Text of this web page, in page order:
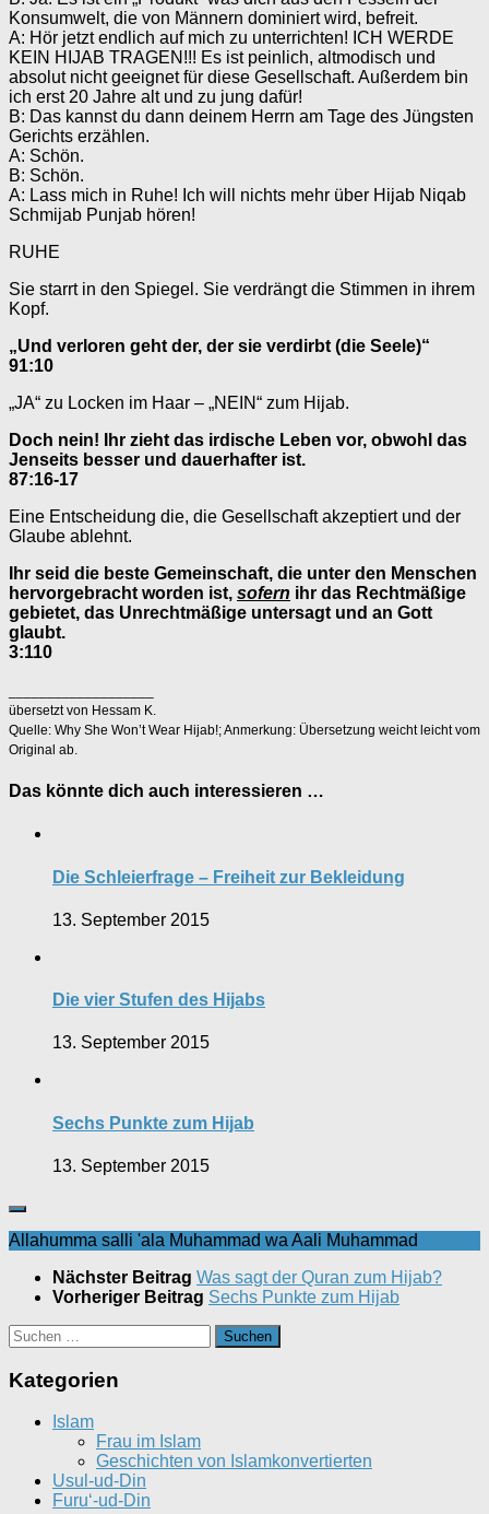
Konsumwelt, die von Männern dominiert wird, befreit.
A: Hör jetzt endlich auf mich zu unterrichten! ICH WERDE
KEIN HIJAB TRAGEN!!! Es ist peinlich, altmodisch und
absolut nicht geeignet für diese Gesellschaft. Außerdem bin
ich erst 20 Jahre alt und zu jung dafür!
B: Das kannst du dann deinem Herrn am Tage des Jüngsten
Gerichts erzählen.
A: Schön.
B: Schön.
A: Lass mich in Ruhe! Ich will nichts mehr über Hijab Niqab
Schmijab Punjab hören!
RUHE
Sie starrt in den Spiegel. Sie verdrängt die Stimmen in ihrem
Kopf.
„Und verloren geht der, der sie verdirbt (die Seele)“
91:10
„JA“ zu Locken im Haar – „NEIN“ zum Hijab.
Doch nein! Ihr zieht das irdische Leben vor, obwohl das
Jenseits besser und dauerhafter ist.
87:16-17
Eine Entscheidung die, die Gesellschaft akzeptiert und der
Glaube ablehnt.
Ihr seid die beste Gemeinschaft, die unter den Menschen
hervorgebracht worden ist, sofern ihr das Rechtmäßige
gebietet, das Unrechtmäßige untersagt und an Gott
glaubt.
3:110
übersetzt von Hessam K.
Quelle: Why She Won’t Wear Hijab!; Anmerkung: Übersetzung weicht leicht vom
Original ab.
Das könnte dich auch interessieren …
Die Schleierfrage – Freiheit zur Bekleidung
13. September 2015
Die vier Stufen des Hijabs
13. September 2015
Sechs Punkte zum Hijab
13. September 2015
Allahumma salli 'ala Muhammad wa Aali Muhammad
Nächster Beitrag Was sagt der Quran zum Hijab?
Vorheriger Beitrag Sechs Punkte zum Hijab
Suchen
nach:
Kategorien
Islam
Frau im Islam
Geschichten von Islamkonvertierten
Usul-ud-Din
Furu‘-ud-Din